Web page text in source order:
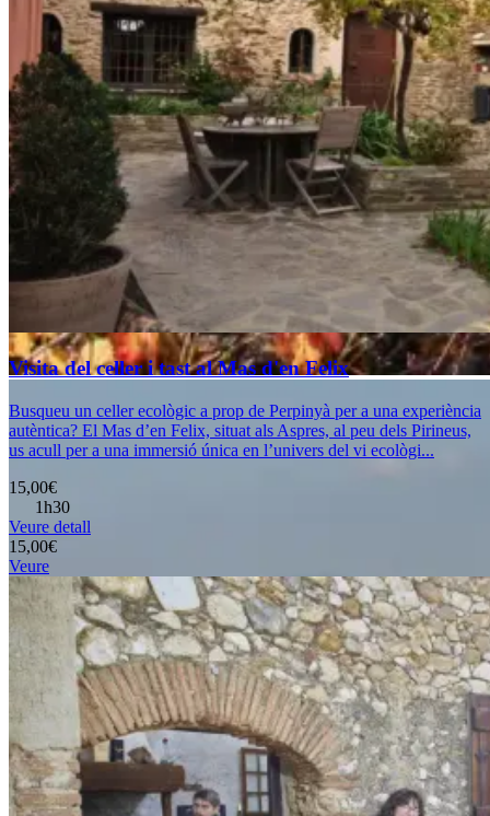
Visita del celler i tast al Mas d'en Felix
Busqueu un celler ecològic a prop de Perpinyà per a una experiència
autèntica? El Mas d’en Felix, situat als Aspres, al peu dels Pirineus,
us acull per a una immersió única en l’univers del vi ecològi...
15,00€
1h30
Veure detall
15,00€
Veure